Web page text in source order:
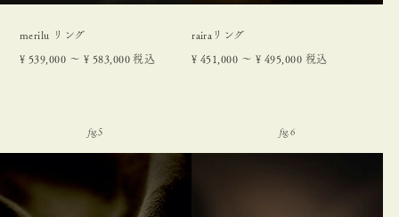
merilu リング
¥ 539,000 〜 ¥ 583,000 税込
rairaリング
¥ 451,000 〜 ¥ 495,000 税込